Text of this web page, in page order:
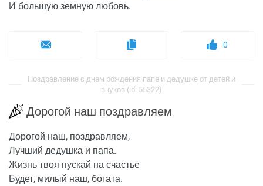
И большую земную любовь.
0
Поздравление с днем рождения папе и дедушке от детей и
внуков (id: 55322)
Дорогой наш поздравляем
Дорогой наш, поздравляем,
Лучший дедушка и папа.
Жизнь твоя пускай на счастье
Будет, милый наш, богата.